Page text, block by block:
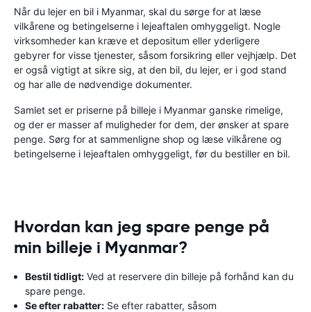
Når du lejer en bil i Myanmar, skal du sørge for at læse
vilkårene og betingelserne i lejeaftalen omhyggeligt. Nogle
virksomheder kan kræve et depositum eller yderligere
gebyrer for visse tjenester, såsom forsikring eller vejhjælp. Det
er også vigtigt at sikre sig, at den bil, du lejer, er i god stand
og har alle de nødvendige dokumenter.
Samlet set er priserne på billeje i Myanmar ganske rimelige,
og der er masser af muligheder for dem, der ønsker at spare
penge. Sørg for at sammenligne shop og læse vilkårene og
betingelserne i lejeaftalen omhyggeligt, før du bestiller en bil.
Hvordan kan jeg spare penge på
min billeje i Myanmar?
Bestil tidligt: Ved at reservere din billeje på forhånd kan du
spare penge.
Se efter rabatter: Se efter rabatter, såsom